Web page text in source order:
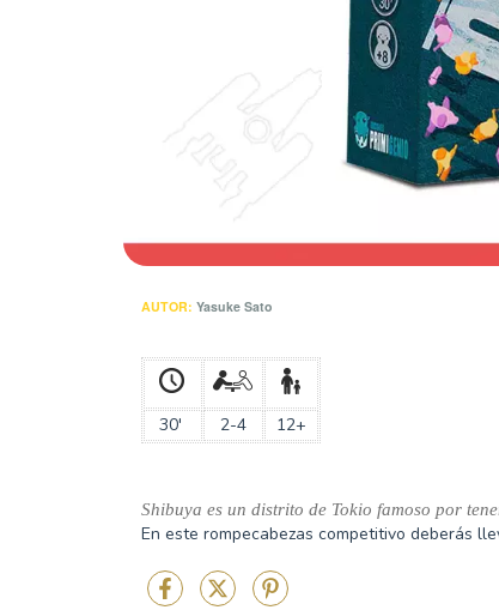
AUTOR: Yasuke Sato
30' 2-4 12+
Shibuya es un distrito de Tokio famoso por
En este rompecabezas competitivo deberás